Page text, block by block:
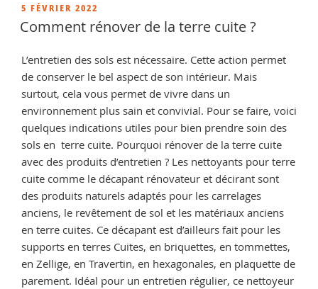
PUBLIÉ
LE
5 FÉVRIER 2022
Comment rénover de la terre cuite ?
L’entretien des sols est nécessaire. Cette action permet
de conserver le bel aspect de son intérieur. Mais
surtout, cela vous permet de vivre dans un
environnement plus sain et convivial. Pour se faire, voici
quelques indications utiles pour bien prendre soin des
sols en terre cuite. Pourquoi rénover de la terre cuite
avec des produits d’entretien ? Les nettoyants pour terre
cuite comme le décapant rénovateur et décirant sont
des produits naturels adaptés pour les carrelages
anciens, le revêtement de sol et les matériaux anciens
en terre cuites. Ce décapant est d’ailleurs fait pour les
supports en terres Cuites, en briquettes, en tommettes,
en Zellige, en Travertin, en hexagonales, en plaquette de
parement. Idéal pour un entretien régulier, ce nettoyeur